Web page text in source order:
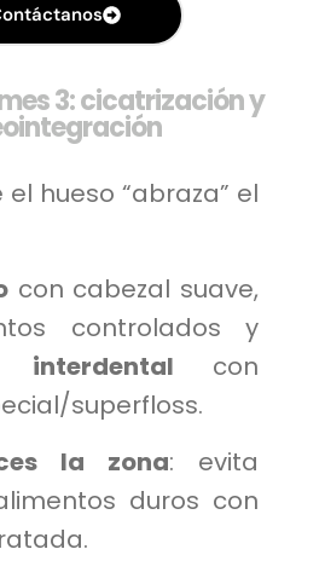
3: cicatrización y
hueso “abraza” el
con cabezal suave,
controlados y
interdental con
superfloss.
la zona: evita
duros con